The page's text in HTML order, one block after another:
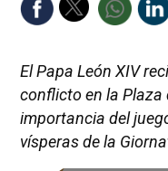
El Papa León XIV
conflicto en la Plaza
importancia del
vísperas de la